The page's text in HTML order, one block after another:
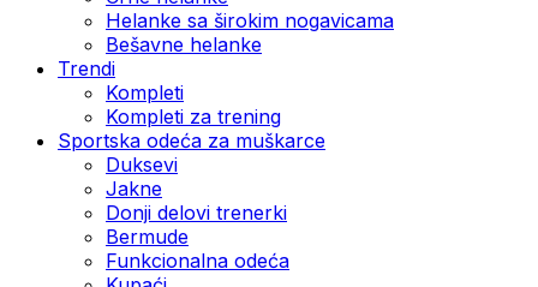
Helanke sa širokim nogavicama
Bešavne helanke
Trendi
Kompleti
Kompleti za trening
Sportska odeća za muškarce
Duksevi
Jakne
Donji delovi trenerki
Bermude
Funkcionalna odeća